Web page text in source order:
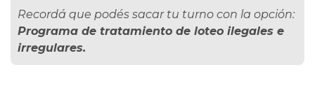
Recordá que podés sacar tu turno con la opción:
Programa de tratamiento de loteo ilegales e
irregulares.